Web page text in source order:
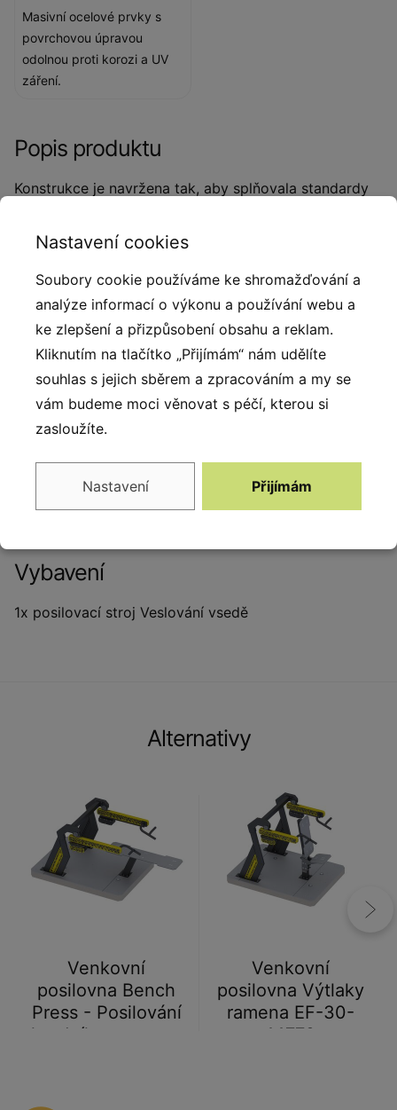
Masivní ocelové prvky s
povrchovou úpravou
odolnou proti korozi a UV
záření.
Popis produktu
Konstrukce je navržena tak, aby splňovala standardy
posilovna Veslování vsedě je profesionální outdoor
veřejná prostranství, parky a rekreační zóny. Je
součástí řady robustních venkovních posilovacích
strojů, které jsou vyrobeny s důrazem na odolnost
vůči povětrnostním vlivům, bezpečnost a
dlouhodobou životnost. Univerzální tréninkový stroj
vhodný pro širokou škálu uživatelů – od začátečníků
až po zkušené sportovce. Dlouhodobá odolnost i při
každodenním používání ve venkovním prostředí.
Bezpečné a stabilní konstrukční prvky pro trénink bez
rizika rychlého opotřebení.
Vybavení
1x posilovací stroj Veslování vsedě
Alternativy
Venkovní
posilovna Bench
Press - Posilování
hrudníku, ramen a
Venkovní
posilovna Výtlaky
ramena EF-30-
14772
Nastavení cookies
Soubory cookie používáme ke shromažďování a
analýze informací o výkonu a používání webu a
ke zlepšení a přizpůsobení obsahu a reklam.
Kliknutím na tlačítko „Přijímám“ nám udělíte
souhlas s jejich sběrem a zpracováním a my se
vám budeme moci věnovat s péčí, kterou si
zasloužíte.
Nastavení Přijímám